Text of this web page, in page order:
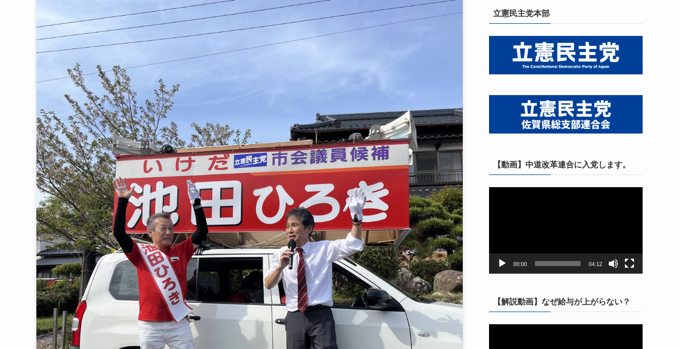
立憲民主党本部
【動画】中道改革連合に入党します。
00:00 04:12
【解説動画】なぜ給与が上がらない？